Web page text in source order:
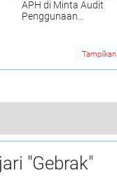
APH di Minta Audit
Penggunaan
Tampilkan
Dipertanyaka
"Gebrak"